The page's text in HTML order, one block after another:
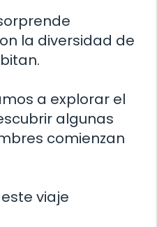
la diversidad de
a explorar el
algunas
comienzan
viaje